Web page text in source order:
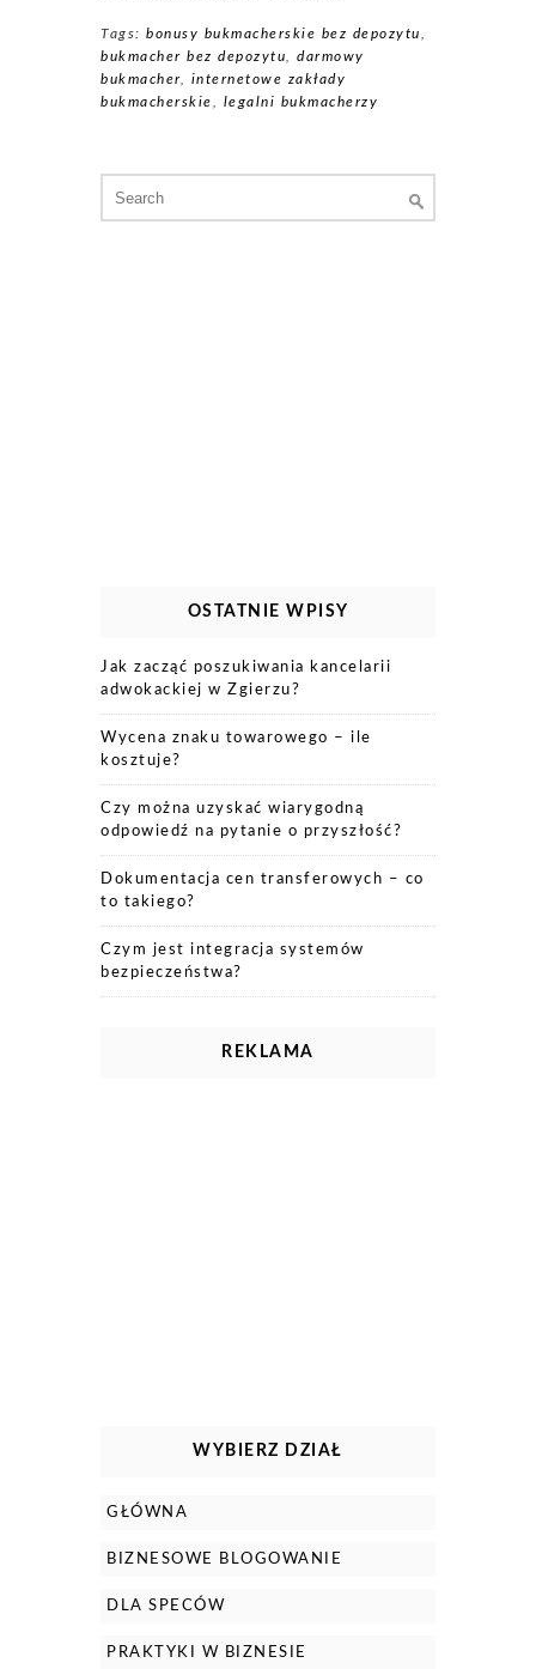
Tags: bonusy bukmacherskie bez depozytu,
bukmacher bez depozytu, darmowy
bukmacher, internetowe zakłady
bukmacherskie, legalni bukmacherzy
for:
OSTATNIE WPISY
Jak zacząć poszukiwania kancelarii
adwokackiej w Zgierzu?
Wycena znaku towarowego – ile
kosztuje?
Czy można uzyskać wiarygodną
odpowiedź na pytanie o przyszłość?
Dokumentacja cen transferowych – co
to takiego?
Czym jest integracja systemów
bezpieczeństwa?
REKLAMA
WYBIERZ DZIAŁ
GŁÓWNA
BIZNESOWE BLOGOWANIE
DLA SPECÓW
PRAKTYKI W BIZNESIE